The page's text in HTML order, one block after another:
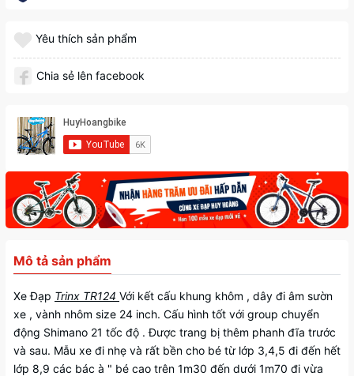
Yêu thích sản phẩm
Chia sẻ lên facebook
Mô tả sản phẩm
Xe Đạp Trinx TR124 Với kết cấu khung khôm , dây đi âm sườn
xe , vành nhôm size 24 inch. Cấu hình tốt với group chuyển
động Shimano 21 tốc độ . Được trang bị thêm phanh đĩa trước
và sau. Mẫu xe đi nhẹ và rất bền cho bé từ lớp 3,4,5 đi đến hết
lớp 8,9 các bác à " bé cao trên 1m30 đến dưới 1m70 đi vừa